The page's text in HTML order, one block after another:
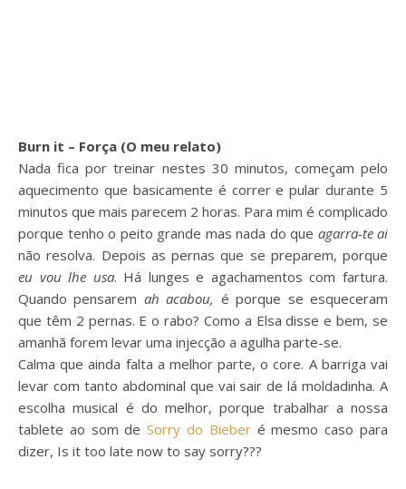
Burn it – Força (O meu relato)
Nada fica por treinar nestes 30 minutos, começam pelo
aquecimento que basicamente é correr e pular durante 5
minutos que mais parecem 2 horas. Para mim é complicado
porque tenho o peito grande mas nada do que agarra-te ai
não resolva. Depois as pernas que se preparem, porque
eu vou lhe usa. Há lunges e agachamentos com fartura.
Quando pensarem ah acabou, é porque se esqueceram
que têm 2 pernas. E o rabo? Como a Elsa disse e bem, se
amanhã forem levar uma injecção a agulha parte-se.
Calma que ainda falta a melhor parte, o core. A barriga vai
levar com tanto abdominal que vai sair de lá moldadinha. A
escolha musical é do melhor, porque trabalhar a nossa
tablete ao som deSorry do Bieberé mesmo caso para
dizer, Is it too late now to say sorry???